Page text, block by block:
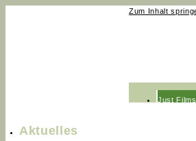
Zum Inhalt
Just
Aktuelles